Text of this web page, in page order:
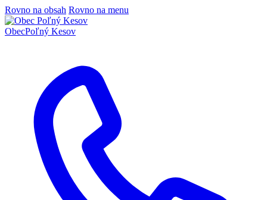
Rovno na obsah Rovno na menu
ObecPoľný Kesov